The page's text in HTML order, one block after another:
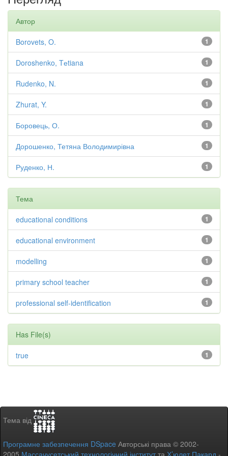
Автор
1
Borovets, O.
1
Doroshenko, Tеtiana
1
Rudenko, N.
1
Zhurat, Y.
1
Боровець, О.
1
Дорошенко, Тетяна Володимирівна
1
Руденко, Н.
Тема
1
educational conditions
1
educational environment
1
modelling
1
primary school teacher
1
professional self-identification
Has File(s)
1
true
Тема від
Програмне забезпечення DSpace Авторські права © 2002-
2005 Массачусетський технологічний інститутта Х’юлет Пакард -